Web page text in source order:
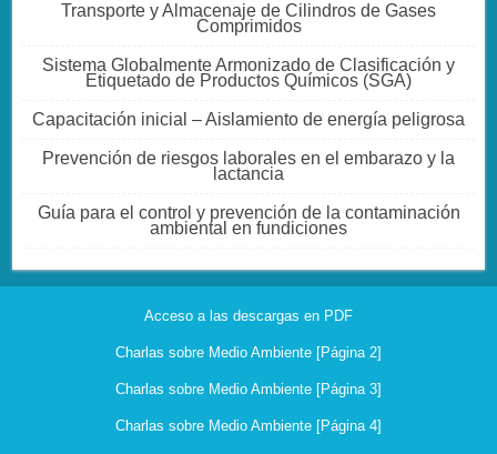
Transporte y Almacenaje de Cilindros de Gases
Comprimidos
Sistema Globalmente Armonizado de Clasificación y
Etiquetado de Productos Químicos (SGA)
Capacitación inicial – Aislamiento de energía peligrosa
Prevención de riesgos laborales en el embarazo y la
lactancia
Guía para el control y prevención de la contaminación
ambiental en fundiciones
Acceso a las descargas en PDF
Charlas sobre Medio Ambiente [Página 2]
Charlas sobre Medio Ambiente [Página 3]
Charlas sobre Medio Ambiente [Página 4]